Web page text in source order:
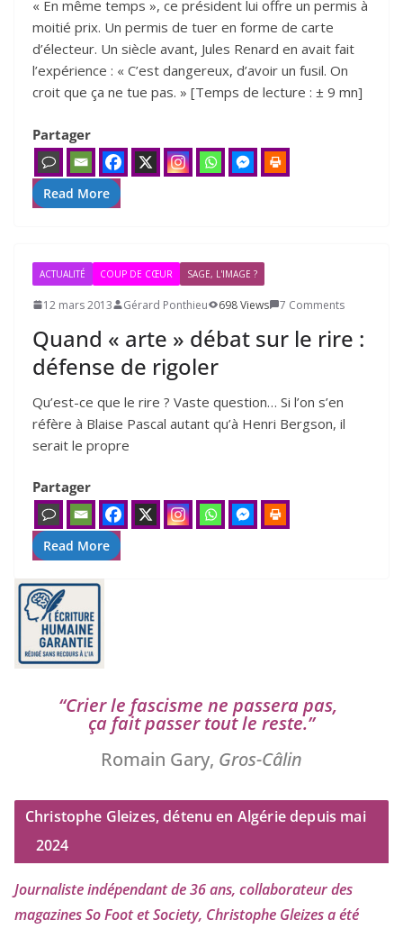
« En même temps », ce président lui offre un permis à
moitié prix. Un permis de tuer en forme de carte
d’électeur. Un siècle avant, Jules Renard en avait fait
l’expérience : « C’est dangereux, d’avoir un fusil. On
croit que ça ne tue pas. » [Temps de lecture : ± 9 mn]
Partager
Read More
ACTUALITÉ COUP DE CŒUR SAGE, L'IMAGE ?
12 mars 2013 Gérard Ponthieu 698 Views 7 Comments
Quand « arte » débat sur le rire :
défense de rigoler
Qu’est-ce que le rire ? Vaste ques­tion… Si l’on s’en
réfère à Blaise Pascal autant qu’à Henri Bergson, il
serait le propre
Partager
Read More
“Crier le fas­cisme ne pas­se­ra pas,
ça fait pas­ser tout le reste.”
Romain Gary, Gros-Câlin
Christophe Gleizes, détenu en Algérie depuis mai
2024
Journaliste indé­pen­dant de36ans, col­la­bo­ra­teur des
maga­zines So Foot et Society, Christophe Gleizesa été